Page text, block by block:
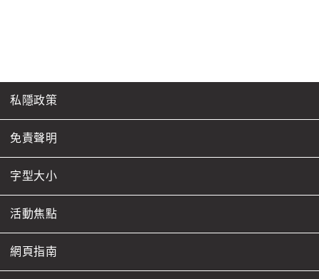
私隱政策
免責聲明
字型大小
活動焦點
網頁指南